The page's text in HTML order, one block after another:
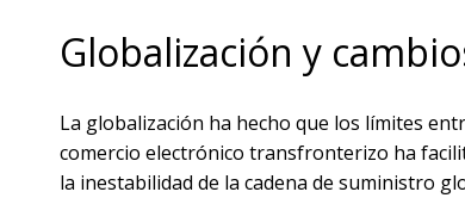
Globalización y
La globalización ha hecho que los límites
comercio electrónico transfronterizo ha
la inestabilidad de la cadena de suministro